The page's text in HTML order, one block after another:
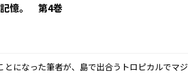
憶。 第4巻
になった筆者が、島で出合うトロピカルでマジ